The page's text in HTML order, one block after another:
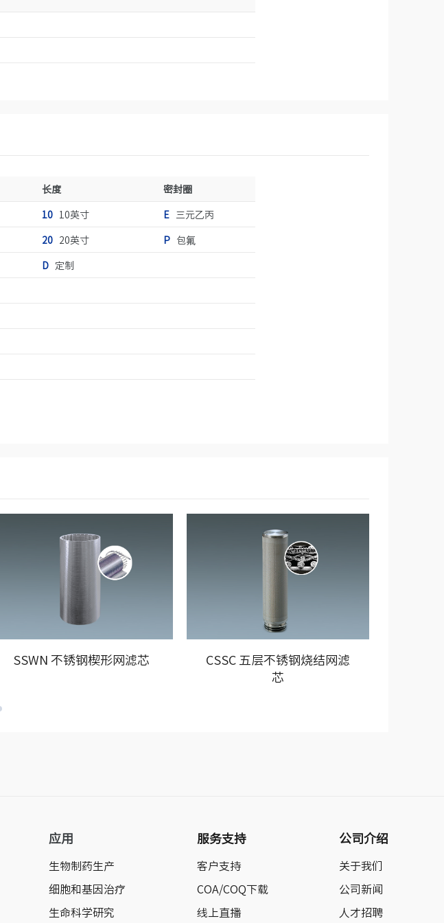
长度
密封圈
1010英寸 E三元乙丙
2020英寸 P包氟
D定制
SSWN 不锈钢楔形网滤芯
CSSC 五层不锈钢烧结网滤
芯
应用
生物制药生产
细胞和基因治疗
生命科学研究
服务支持
客户支持
COA/COQ下载
线上直播
公司介绍
关于我们
公司新闻
人才招聘